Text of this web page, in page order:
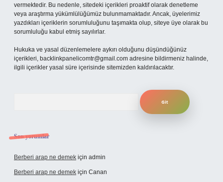
vermektedir. Bu nedenle, sitedeki içerikleri proaktif olarak denetleme
veya araştırma yükümlülüğümüz bulunmamaktadır. Ancak, üyelerimiz
yazdıkları içeriklerin sorumluluğunu taşımakta olup, siteye üye olarak bu
sorumluluğu kabul etmiş sayılırlar.
Hukuka ve yasal düzenlemelere aykırı olduğunu düşündüğünüz
içerikleri, backlinkpanelicomtr@gmail.com adresine bildirmeniz halinde,
ilgili içerikler yasal süre içerisinde sitemizden kaldırılacaktır.
Son yorumlar
Berberi arap ne demek için admin
Berberi arap ne demek için Canan